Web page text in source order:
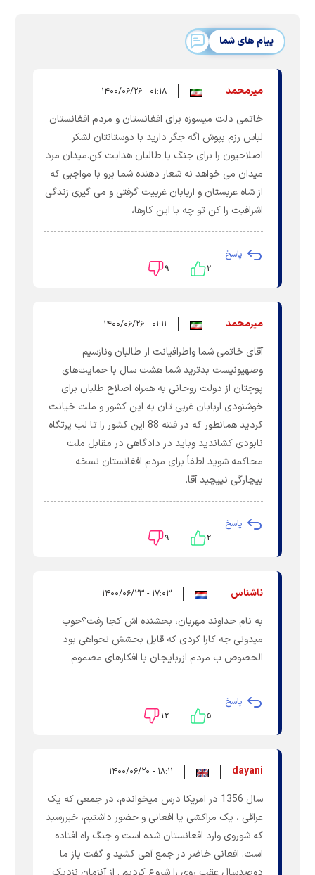
پیام های شما
میرمحمد ۰۱:۱۸ - ۱۴۰۰/۰۶/۲۶
خاتمی دلت میسوزه برای افغانستان و مردم افغانستان
لباس رزم بپوش اگه جگر دارید با دوستانتان لشکر
اصلاحیون را برای جنگ با طالبان هدایت کن.میدان مرد
میدان می خواهد نه شعار دهنده شما برو با مواجبی که
از شاه عربستان و اربابان غربیت گرفتی و می گیری زندگی
اشرافیت را کن تو چه با این کارها،
پاسخ
۲ ۹
میرمحمد ۰۱:۱۱ - ۱۴۰۰/۰۶/۲۶
آقای خاتمی شما واطرافیانت از طالبان ونازسیم
وصهیونیست بدترید شما هشت سال با حمایت‌های
پوچتان از دولت روحانی به همراه اصلاح طلبان برای
خوشنودی اربابان غربی تان به این کشور و ملت خیانت
کردید همانطور که در فتنه 88 این کشور را تا لب پرتگاه
نابودی کشاندید وباید در دادگاهی در مقابل ملت
محاکمه شوید لطفاً برای مردم افغانستان نسخه
بیچارگی نپیچید آقا.
پاسخ
۲ ۹
ناشناس ۱۷:۰۳ - ۱۴۰۰/۰۶/۲۳
به نام حداوند مهربان، بحشنده اش کجا رفت؟حوب
میدونی جه کارا کردی که قابل بحشش نحواهی بود
الحصوص ب مردم ازربایجان با افکارهای مصموم
پاسخ
۵ ۱۲
dayani ۱۸:۱۱ - ۱۴۰۰/۰۶/۲۰
سال 1356 در امریکا درس میخواندم، در جمعی که یک
عراقی ، یک مراکشی یا افعانی و حضور داشتیم، خبررسید
که شوروی وارد افعانستان شده است و جنگ راه افتاده
است. افعانی خاضر در جمع آهی کشید و گفت باز ما